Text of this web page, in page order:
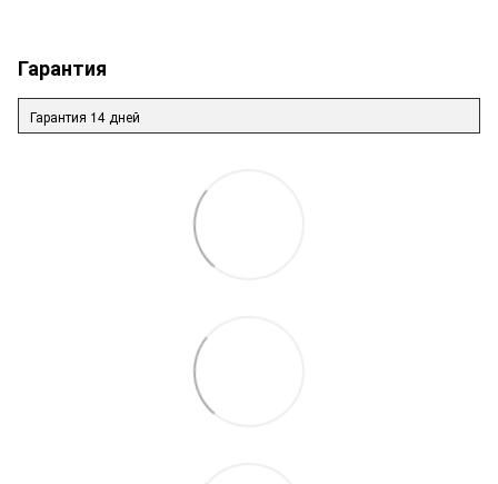
Гарантия
Гарантия 14 дней